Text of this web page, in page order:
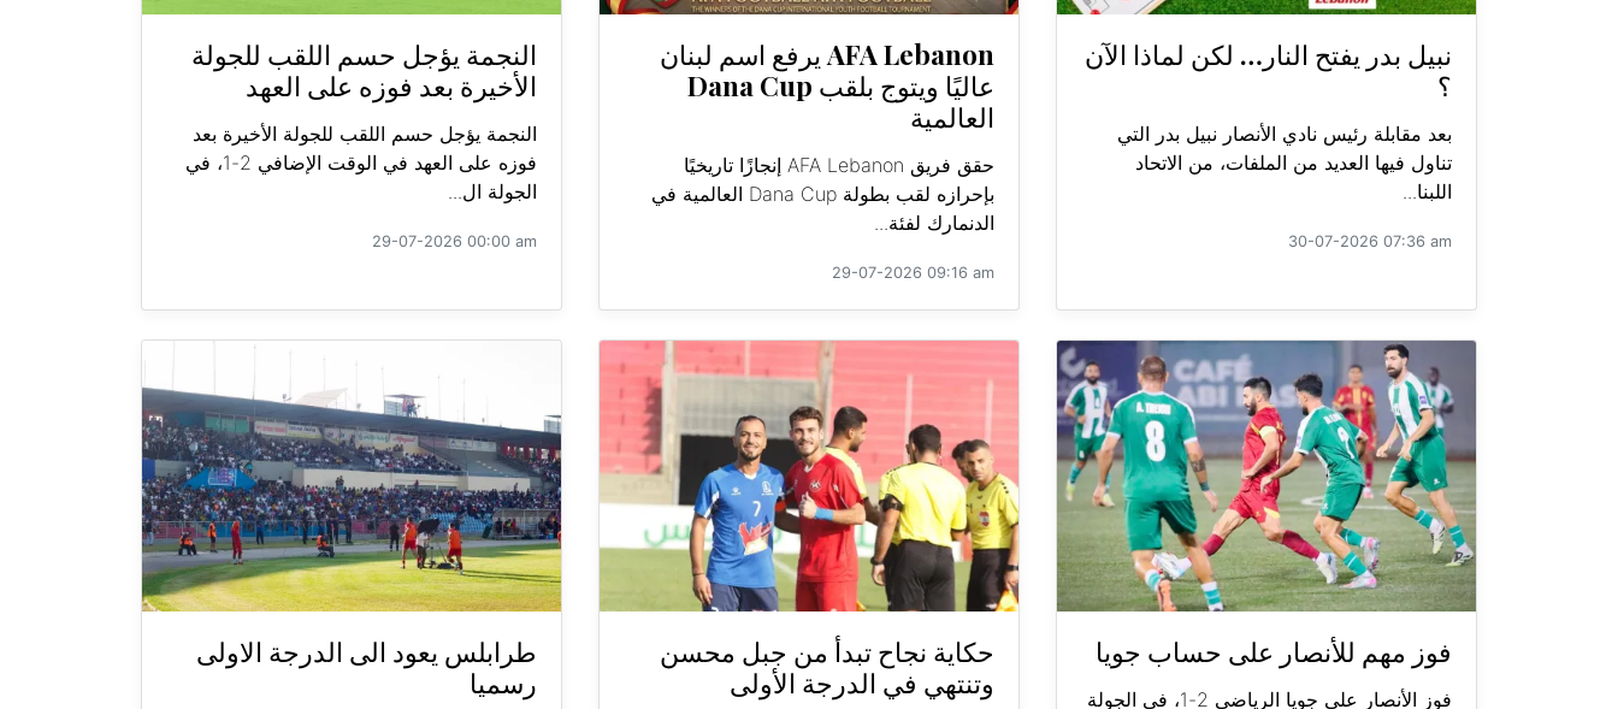
نبيل بدر يفتح النار… لكن لماذا الآن
؟
بعد مقابلة رئيس نادي الأنصار نبيل بدر التي
تناول فيها العديد من الملفات، من الاتحاد
اللبنا...
30-07-2026 07:36 am
AFA Lebanon يرفع اسم لبنان
عاليًا ويتوج بلقب Dana Cup
العالمية
حقق فريق AFA Lebanon إنجازًا تاريخيًا
بإحرازه لقب بطولة Dana Cup العالمية في
الدنمارك لفئة...
29-07-2026 09:16 am
النجمة يؤجل حسم اللقب للجولة
الأخيرة بعد فوزه على العهد
النجمة يؤجل حسم اللقب للجولة الأخيرة بعد
فوزه على العهد في الوقت الإضافي 2-1، في
الجولة ال...
29-07-2026 00:00 am
فوز مهم للأنصار على حساب جويا
فوز الأنصار على جويا الرياضي 2-1، في الجولة
حكاية نجاح تبدأ من جبل محسن
وتنتهي في الدرجة الأولى
طرابلس يعود الى الدرجة الاولى
رسميا